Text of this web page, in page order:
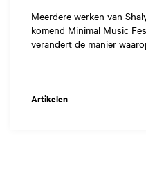
Meerdere werken van
komend Minimal Music
verandert de manier
Artikelen